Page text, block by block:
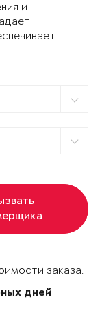
и
заказа.
дней